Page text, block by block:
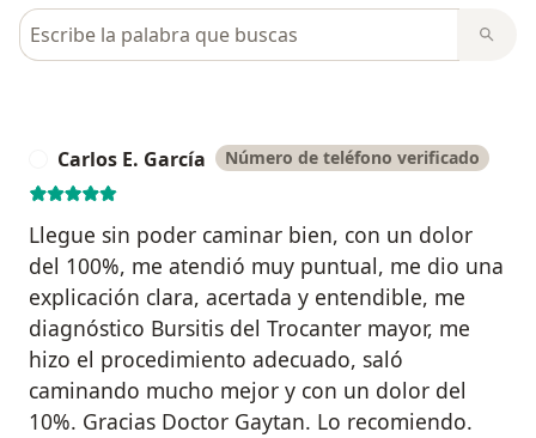
Busca en opiniones
Carlos E. García Número de teléfono verificado
Llegue sin poder caminar bien, con un dolor
del 100%, me atendió muy puntual, me dio una
explicación clara, acertada y entendible, me
diagnóstico Bursitis del Trocanter mayor, me
hizo el procedimiento adecuado, saló
caminando mucho mejor y con un dolor del
10%. Gracias Doctor Gaytan. Lo recomiendo.